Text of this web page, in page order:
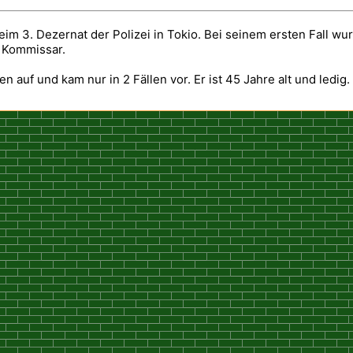
3. Dezernat der Polizei in Tokio. Bei seinem ersten Fall
auf und kam nur in 2 Fällen vor. Er ist 45 Jahre alt und ledig.